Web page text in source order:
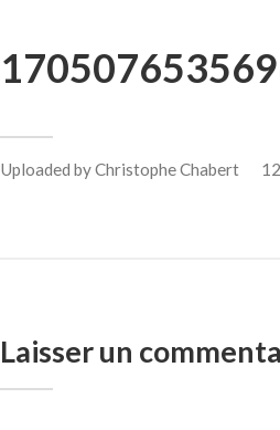
Uploaded byChristophe Chabert
Laisser un